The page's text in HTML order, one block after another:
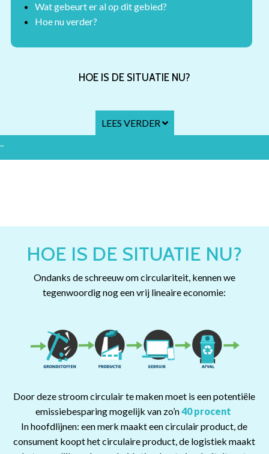
Wat gebeurt er al op dit gebied?
Hoe nu verder?
HOE IS DE SITUATIE NU?
LEES VERDER
..
HOE IS DE SITUATIE NU?
Ondanks de schreeuw om circulariteit, kennen we
tegenwoordig nog een vrij lineaire economie:
Door deze stroom circulair te maken moet is een potentiële
emissiebesparing mogelijk van zo’n40 procent
In hoofdlijnen: een merk maakt een circulair product, de
consument koopt het circulaire product, de logistiek maakt